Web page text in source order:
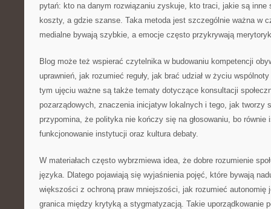
pytań: kto na danym rozwiązaniu zyskuje, kto traci, jakie są inne
koszty, a gdzie szanse. Taka metoda jest szczególnie ważna w
medialne bywają szybkie, a emocje często przykrywają
Blog może też wspierać czytelnika w budowaniu kompetencji
uprawnień, jak rozumieć reguły, jak brać udział w życiu
tym ujęciu ważne są także tematy dotyczące konsultacji
pozarządowych, znaczenia inicjatyw lokalnych i tego, jak tworzy
przypomina, że polityka nie kończy się na głosowaniu, bo równie
funkcjonowanie instytucji oraz kultura debaty.
W materiałach często wybrzmiewa idea, że dobre rozumienie
języka. Dlatego pojawiają się wyjaśnienia pojęć, które bywają
większości z ochroną praw mniejszości, jak rozumieć autonomię
granica między krytyką a stygmatyzacją. Takie uporządkowanie